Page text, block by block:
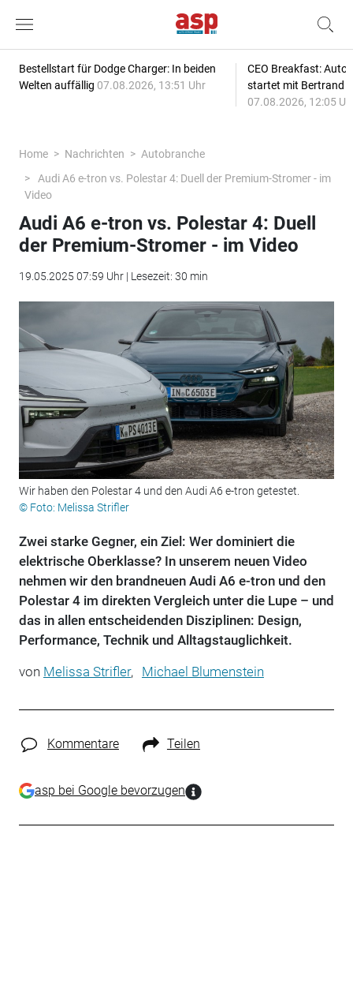
Bestellstart für Dodge Charger: In beiden
Welten auffällig 07.08.2026, 13:51 Uhr
CEO Breakfast:
startet mit Bertrand
07.08.2026, 12:05
Home Nachrichten
Autobranche
Audi A6 e-tron vs. Polestar 4: Duell der Premium-Stromer - im
Video
Audi A6 e-tron vs. Polestar 4: Duell
der Premium-Stromer - im Video
19.05.2025 07:59 Uhr | Lesezeit: 30 min
Wir haben den Polestar 4 und den Audi A6 e-tron getestet.
© Foto: Melissa Strifler
Zwei starke Gegner, ein Ziel: Wer dominiert die
elektrische Oberklasse? In unserem neuen Video
nehmen wir den brandneuen Audi A6 e-tron und den
Polestar 4 im direkten Vergleich unter die Lupe – und
das in allen entscheidenden Disziplinen: Design,
Performance, Technik und Alltagstauglichkeit.
von Melissa Strifler, Michael Blumenstein
Kommentare Teilen
asp bei Google bevorzugen